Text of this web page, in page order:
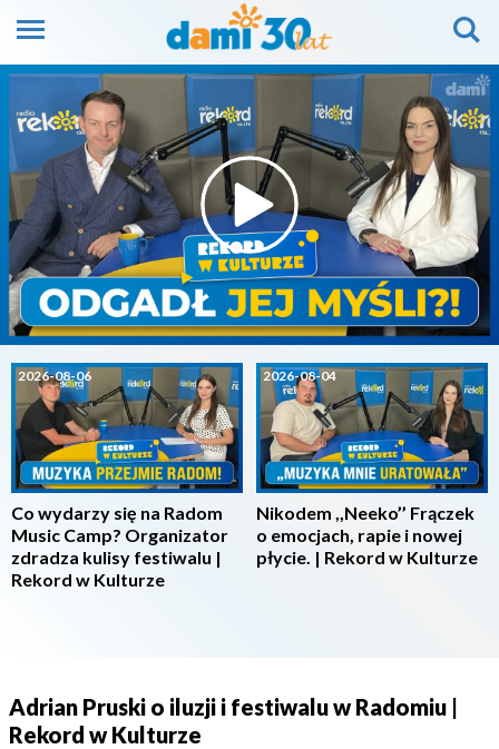
2026-08-06
Co wydarzy się na Radom
Music Camp? Organizator
zdradza kulisy festiwalu |
Rekord w Kulturze
2026-08-04
Nikodem ,,Neeko’’ Frączek
o emocjach, rapie i nowej
płycie. | Rekord w Kulturze
Adrian Pruski o iluzji i festiwalu w Radomiu |
Rekord w Kulturze